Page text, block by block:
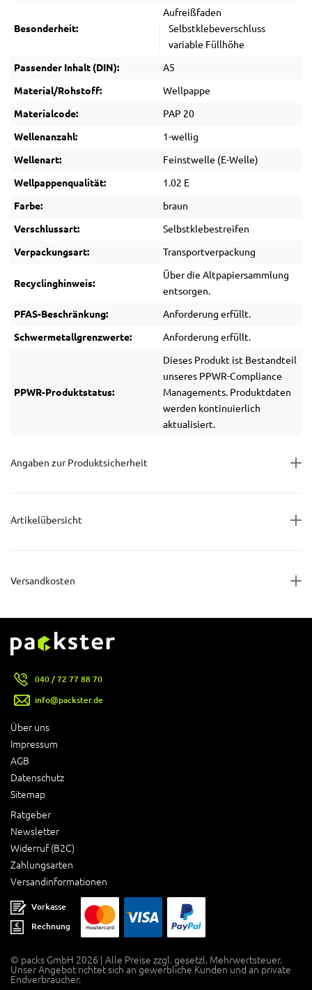
Besonderheit:
Aufreißfaden
Selbstklebeverschluss
variable Füllhöhe
Passender Inhalt (DIN): A5
Material/Rohstoff: Wellpappe
Materialcode: PAP 20
Wellenanzahl: 1-wellig
Wellenart: Feinstwelle (E-Welle)
Wellpappenqualität: 1.02 E
Farbe: braun
Verschlussart: Selbstklebestreifen
Verpackungsart: Transportverpackung
Recyclinghinweis:
Über die Altpapiersammlung
entsorgen.
PFAS-Beschränkung: Anforderung erfüllt.
Schwermetallgrenzwerte: Anforderung erfüllt.
PPWR-Produktstatus:
Dieses Produkt ist Bestandteil
unseres PPWR-Compliance
Managements. Produktdaten
werden kontinuierlich
aktualisiert.
Angaben zur Produktsicherheit
Artikelübersicht
Versandkosten
Über uns
Impressum
AGB
Datenschutz
Sitemap
Ratgeber
Newsletter
Widerruf (B2C)
Zahlungsarten
Versandinformationen
040 / 72 77 88 70
info@packster.de
Vorkasse
Rechnung
© packs GmbH 2026 | Alle Preise zzgl. gesetzl. Mehrwertsteuer.
Unser Angebot richtet sich an gewerbliche Kunden und an private
Endverbraucher.